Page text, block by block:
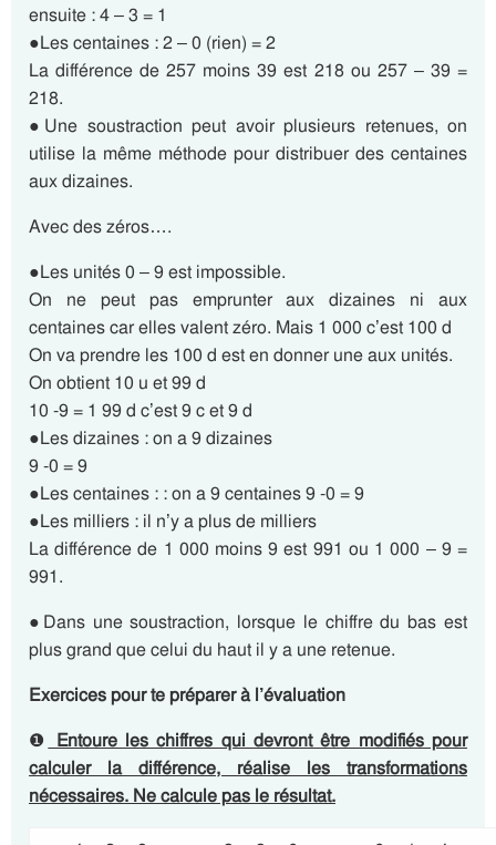
ensuite : 4 – 3 = 1
●Les centaines : 2 – 0 (rien) = 2
La différence de 257 moins 39 est 218 ou 257 – 39 =
218.
●Une soustraction peut avoir plusieurs retenues, on
utilise la même méthode pour distribuer des centaines
aux dizaines.
Avec des zéros….
●Les unités 0 – 9 est impossible.
On ne peut pas emprunter aux dizaines ni aux
centaines car elles valent zéro. Mais 1 000 c’est 100 d
On va prendre les 100 d est en donner une aux unités.
On obtient 10 u et 99 d
10 -9 = 1 99 d c’est 9 c et 9 d
●Les dizaines : on a 9 dizaines
9 -0 = 9
●Les centaines : : on a 9 centaines 9 -0 = 9
●Les milliers : il n’y a plus de milliers
La différence de 1 000 moins 9 est 991 ou 1 000 – 9 =
991.
●Dans une soustraction, lorsque le chiffre du bas est
plus grand que celui du haut il y a une retenue.
Exercices pour te préparer à l’évaluation
❶ Entoure les chiffres qui devront être modifiés pour
calculer la différence, réalise les transformations
nécessaires. Ne calcule pas le résultat.